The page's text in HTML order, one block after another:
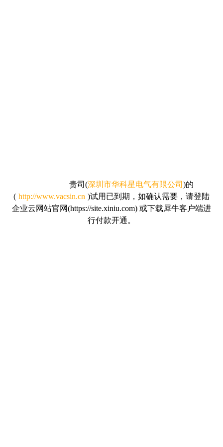
贵司 (深圳市华科星电气有限公司 )的
( http://www.vacsin.cn )试用已到期，如确认需要，请登陆
企业云网站官网(https://site.xiniu.com) 或下载犀牛客户端进
行付款开通。